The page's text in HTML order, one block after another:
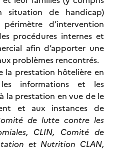
situation de handicap)
d’intervention
procédures internes et
afin d’apporter une
problèmes rencontrés.
la prestation hôtelière en
les informations et les
la prestation en vue de le
et aux instances de
de lutte contre les
CLIN, Comité de
et Nutrition CLAN,